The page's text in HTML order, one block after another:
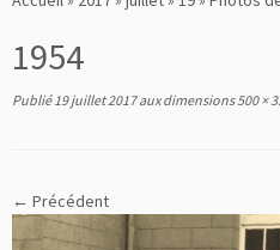
1954
Publié 19 juillet 2017aux dimensions500 ×
← Précédent